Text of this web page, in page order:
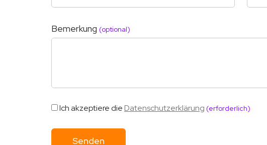
Bemerkung (optional)
Ich akzeptiere dieDatenschutzerklärung (erforderlich)